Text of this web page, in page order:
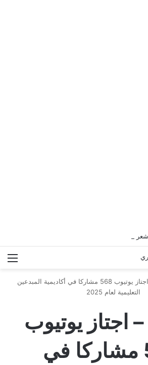
بها سكان إسطنبول
جاكرتا – اجتاز يوتيوب 568 مشاركا في أكاديمية المبدعين
التعليمية لعام 2025
اجتاز يوتيوب
568 مشاركا في